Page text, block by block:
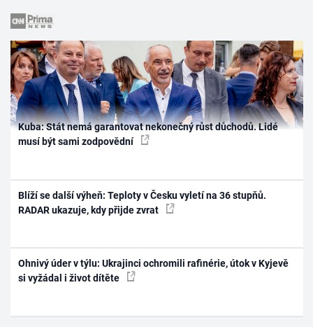
Kuba: Stát nemá garantovat nekonečný růst důchodů. Lidé
musí být sami zodpovědní
Blíží se další výheň: Teploty v Česku vyletí na 36 stupňů.
RADAR ukazuje, kdy přijde zvrat
Ohnivý úder v týlu: Ukrajinci ochromili rafinérie, útok v Kyjevě
si vyžádal i život dítěte